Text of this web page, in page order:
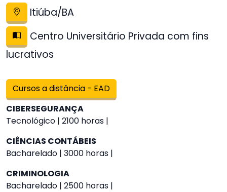
Itiúba/BA
Centro Universitário Privada com fins
lucrativos
Cursos a distância - EAD
CIBERSEGURANÇA
Tecnológico | 2100 horas |
CIÊNCIAS CONTÁBEIS
Bacharelado | 3000 horas |
CRIMINOLOGIA
Bacharelado | 2500 horas |